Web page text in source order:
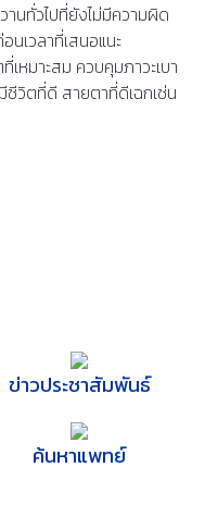
านทั่วไปที่ยังไม่มีความผิด
เวลาที่เสนอแนะ
เหมาะสม ควบคุมภาวะเบา
ชีวิตที่ดี สายตาที่ดีเฉกเช่น
ข่าวประชาสัมพันธ์
ค้นหาแพทย์